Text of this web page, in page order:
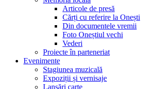
Articole de presă
Cărți cu referire la Onești
Din documentele vremii
Foto Oneștiul vechi
Vederi
Proiecte în parteneriat
Evenimente
Stagiunea muzicală
Expoziții și vernisaje
Lansări carte